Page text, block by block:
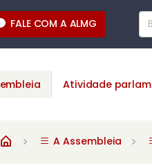
FALE COM A ALMG
Atividade
A Assembleia